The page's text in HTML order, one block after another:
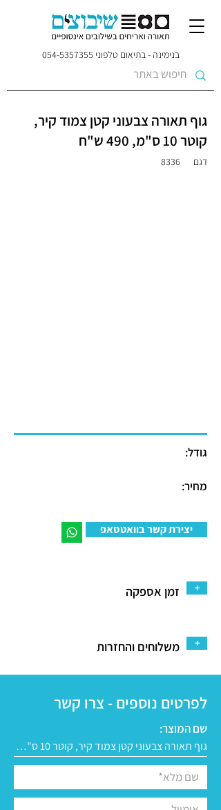
בנימינה - בתיאום טלפוני 054-5357355
גוף תאורה צבעוני קטן צמוד קיר,
קוטר 10 ס"מ, 490 ש"ח
דגם 8336
גודל:
מחיר:
יצירת קשר בוואטסאפ
זמן אספקה +
משלוחים והחזרות +
לפרטים נוספים - צרו קשר
שם המוצר: